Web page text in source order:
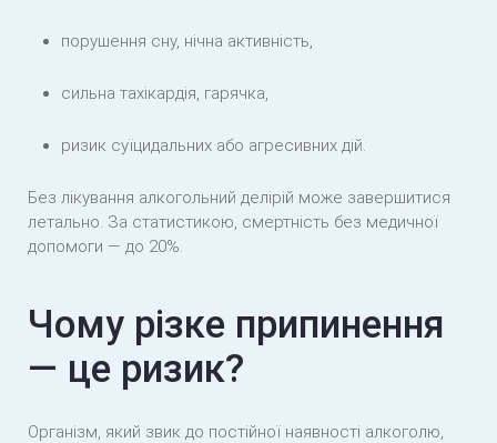
порушення сну, нічна активність,
сильна тахікардія, гарячка,
ризик суїцидальних або агресивних дій.
Без лікування алкогольний делірій може завершитися
летально. За статистикою, смертність без медичної
допомоги — до 20%.
Чому різке припинення
— це ризик?
Організм, який звик до постійної наявності алкоголю,